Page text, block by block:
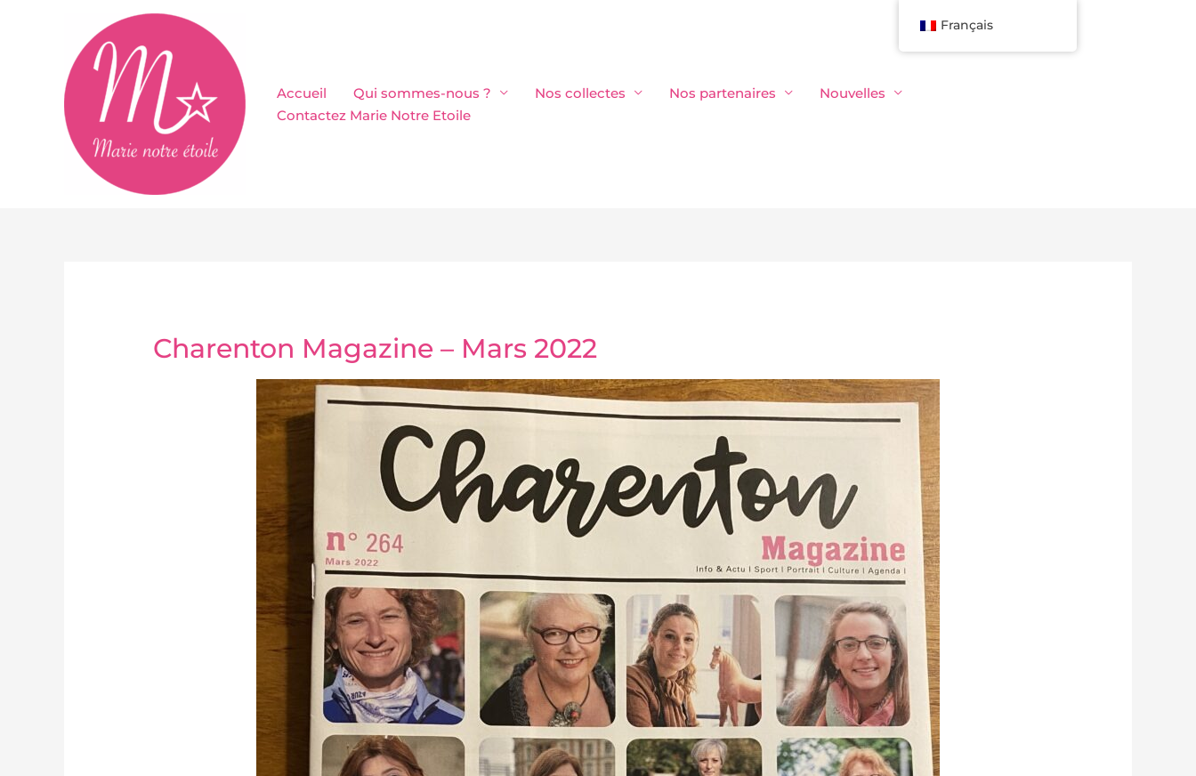
Accueil Qui sommes-nous ? Nos collectes Nos partenaires
Nouvelles
Contactez Marie Notre Etoile
Charenton Magazine – Mars 2022
Français